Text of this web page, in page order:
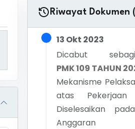
Penghargaan JDIH
Riwayat Dokumen
13 Okt 2023
Dicabut
PMK 109 TAHUN
Mekanisme
atas
Diselesaikan
Anggaran